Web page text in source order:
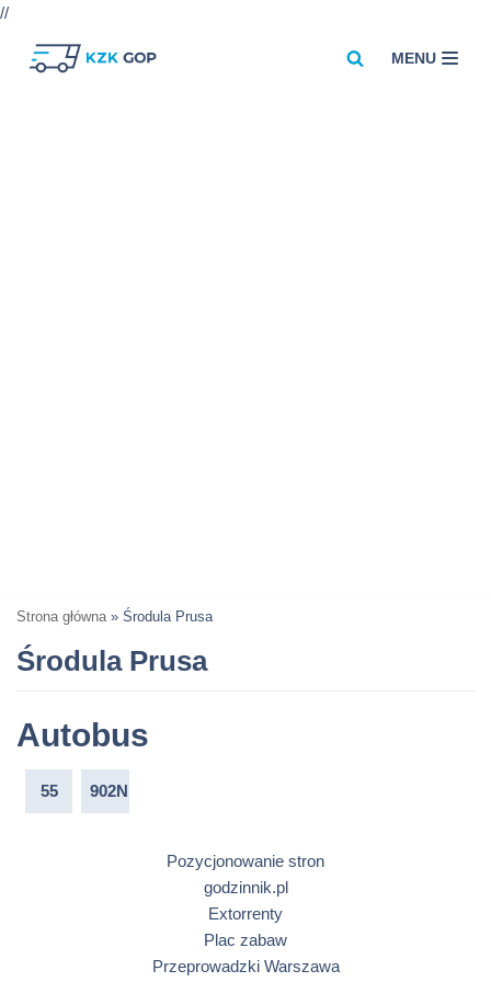
//
MENU
Strona główna » Środula Prusa
Środula Prusa
Autobus
55 902N
Pozycjonowanie stron
godzinnik.pl
Extorrenty
Plac zabaw
Przeprowadzki Warszawa